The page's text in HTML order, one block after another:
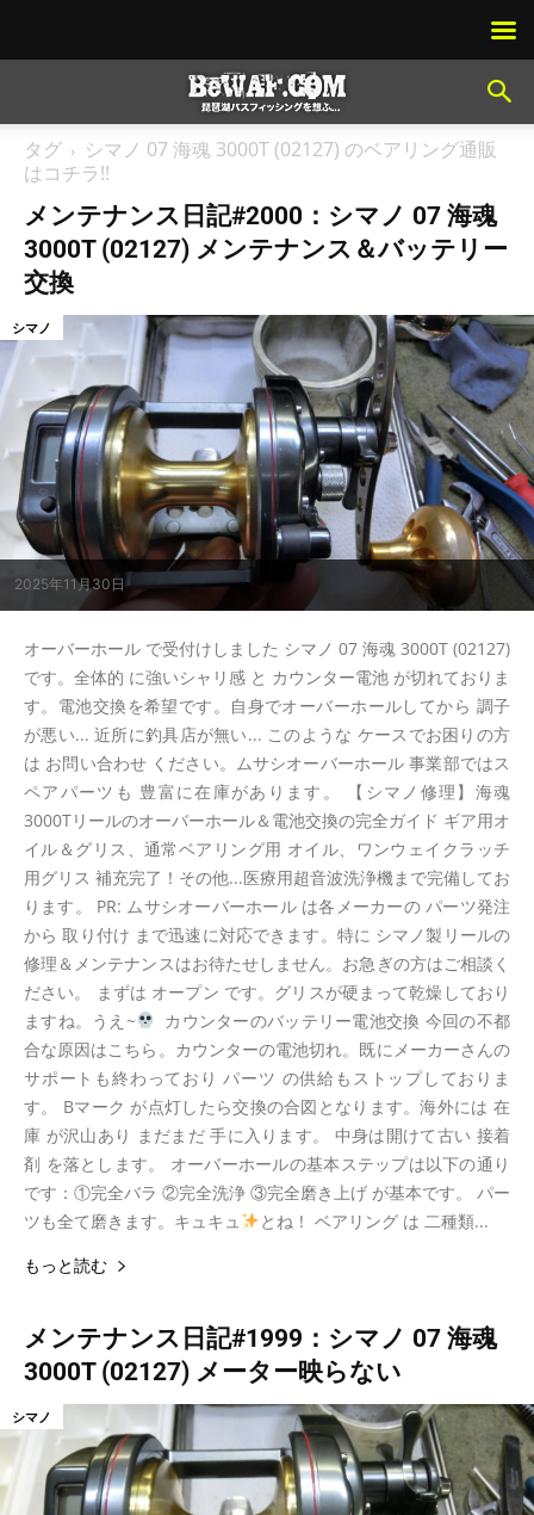
タグ
シマノ 07 海魂 3000T (02127) のベアリング通販
はコチラ!!
メンテナンス日記#2000：シマノ 07 海魂
3000T (02127) メンテナンス＆バッテリー
交換
2025年11月30日
シマノ
オーバーホール で受付けしました シマノ 07 海魂 3000T (02127)
です。全体的 に強いシャリ感 と カウンター電池 が切れておりま
す。電池交換を希望です。自身でオーバーホールしてから 調子
が悪い... 近所に釣具店が無い... このような ケースでお困りの方
は お問い合わせ ください。ムサシオーバーホール 事業部ではス
ペアパーツも 豊富に在庫があります。 【シマノ修理】海魂
3000Tリールのオーバーホール＆電池交換の完全ガイド ギア用オ
イル＆グリス、通常ベアリング用 オイル、ワンウェイクラッチ
用グリス 補充完了！その他...医療用超音波洗浄機まで完備してお
ります。 PR: ムサシオーバーホール は各メーカーの パーツ発注
から 取り付け まで迅速に対応できます。特に シマノ製リールの
修理＆メンテナンスはお待たせしません。お急ぎの方はご相談く
ださい。 まずは オープン です。グリスが硬まって乾燥しており
ますね。うえ~
カウンターのバッテリー電池交換 今回の不都
合な原因はこちら。カウンターの電池切れ。既にメーカーさんの
サポートも終わっており パーツ の供給もストップしておりま
す。 Bマーク が点灯したら交換の合図となります。海外には 在
庫 が沢山あり まだまだ 手に入ります。 中身は開けて古い 接着
剤 を落とします。 オーバーホールの基本ステップは以下の通り
です：①完全バラ ②完全洗浄 ③完全磨き上げ が基本です。 パー
ツも全て磨きます。キュキュ
とね！ ベアリング は 二種類...
もっと読む
メンテナンス日記#1999：シマノ 07 海魂
3000T (02127) メーター映らない
シマノ